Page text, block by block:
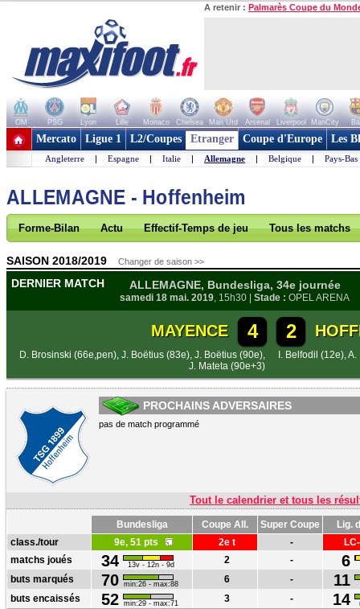
A retenir : Palmarès Coupe du
OM PSG Lyon Lille Monaco Chelsea Man Utd Arsenal Liverpool ManCity
+ de clubs
Mercato Ligue 1 L2/Coupes Etranger Coupe d'Europe Les
Angleterre | Espagne | Italie | Allemagne | Belgique | Pays-Bas
ALLEMAGNE - Hoffenheim
Forme-Bilan Actu Effectif-Temps de jeu Tous les matchs
SAISON 2018/2019 Changer de saison >>
DERNIER MATCH ALLEMAGNE, Bundesliga, 34e journée
samedi 18 mai. 2019, 15h30 | Stade : OPEL ARENA
MAYENCE 4 2
D. Brosinski (66e,pen), J. Boëtius (83e), J. Boëtius (90e),
J. Mateta (90e+3)
I. Belfodil (12e),A.
PROCHAINS ADVERSAIRES
pas de match programmé
Tout le calendrier et tous les
Bundesliga Coupe All. Super Coupe
Lig.
class./tour
9e, 51 pts 2e t -
matchs joués
34 13v - 12n - 9d 2 - 6
buts marqués 70 min:26 - max:88 6 - 11
buts encaissés 52 min:29 - max:71 3 - 14